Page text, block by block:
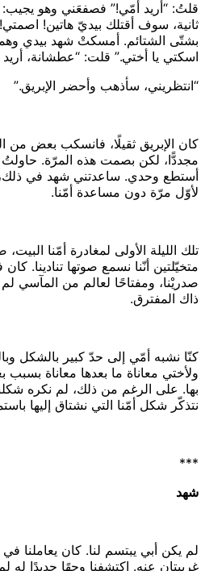
قلتُ: “أريد أمّي!” فصفعَني وهو
ثانية، سوف أقتلك بيديّ هاتين!
بشتّى الشتائم. أمسكتْ شهد بيدي
اسكتي يا أختي.” قلت: “عطشانة، أريد
“انتظريني، سأذهب وأحضر الإبريق.”
كان الإبريق ثقيلًا، فانسكب بعض من
مجددًّا، لكن بصمت هذه المرّة. حاولتُ
أستطع وحدي. ساعدتني شهد في ذلك،
لأوّل مرّة دون مساعدة أمّنا.
تلك الليلة الأولى لمغادرة أمّنا
متخيّلتين أنّنا نسمع صوتها تنادينا.
صدريْنا، ومفتاحًا لعالم من المآسي لم
ذاك المفترق.
كنّا نشبه أمّي إلى حدّ كبير بالشكل
ولأختي معاناة ما بعدها معاناة
بها. على الرغم من ذلك، لم نكره
نتذكّر شكل أمّنا التي نشتاق إليها
***
شهد
لم يكن أبي يبتسم لنا. كان يعاملنا في
غريبتان عنه. اكتشفنا وجهًا جديدًا له